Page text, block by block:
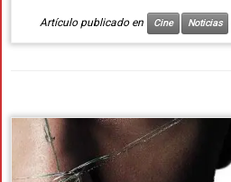
Artículo publicado en Cine Noticias